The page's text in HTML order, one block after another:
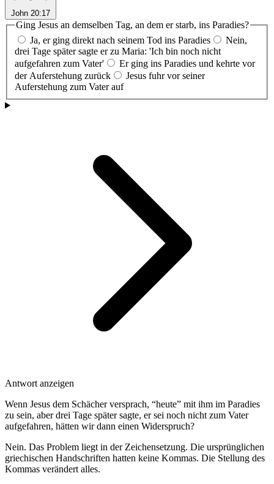
John 20:17
Ging Jesus an demselben Tag, an dem er starb, ins Paradies?
Ja, er ging direkt nach seinem Tod ins Paradies
Nein,
drei Tage später sagte er zu Maria: 'Ich bin noch nicht
aufgefahren zum Vater'
Er ging ins Paradies und kehrte vor
der Auferstehung zurück
Jesus fuhr vor seiner
Auferstehung zum Vater auf
Antwort anzeigen
Wenn Jesus dem Schächer versprach, “heute” mit ihm im Paradies
zu sein, aber drei Tage später sagte, er sei noch nicht zum Vater
aufgefahren, hätten wir dann einen Widerspruch?
Nein. Das Problem liegt in der Zeichensetzung. Die ursprünglichen
griechischen Handschriften hatten keine Kommas. Die Stellung des
Kommas verändert alles.